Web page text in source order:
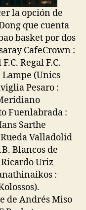
la opción de
que cuenta
basket por dos
CafeCrown :
Regal F.C.
(Unics
Pesaro :
Fuenlabrada :
Sarthe
Valladolid
Blancos de
Uriz
:
de Andrés Miso